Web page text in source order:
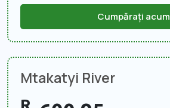
Cumpărați acum
Mtakatyi River